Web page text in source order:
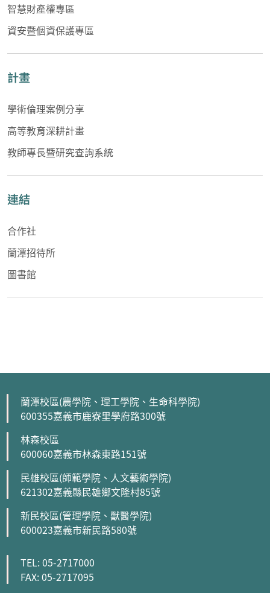
智慧財產權專區
資安暨個資保護專區
計畫
學術倫理案例分享
高等教育深耕計畫
教師專長暨研究查詢系統
連結
合作社
蘭潭招待所
圖書館
蘭潭校區(農學院、理工學院、生命科學院)
600355嘉義市鹿寮里學府路300號
林森校區
600060嘉義市林森東路151號
民雄校區(師範學院、人文藝術學院)
621302嘉義縣民雄鄉文隆村85號
新民校區(管理學院、獸醫學院)
600023嘉義市新民路580號
TEL: 05-2717000
FAX: 05-2717095